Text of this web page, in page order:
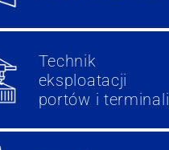
Technik
eksploatacji
portów i terminali